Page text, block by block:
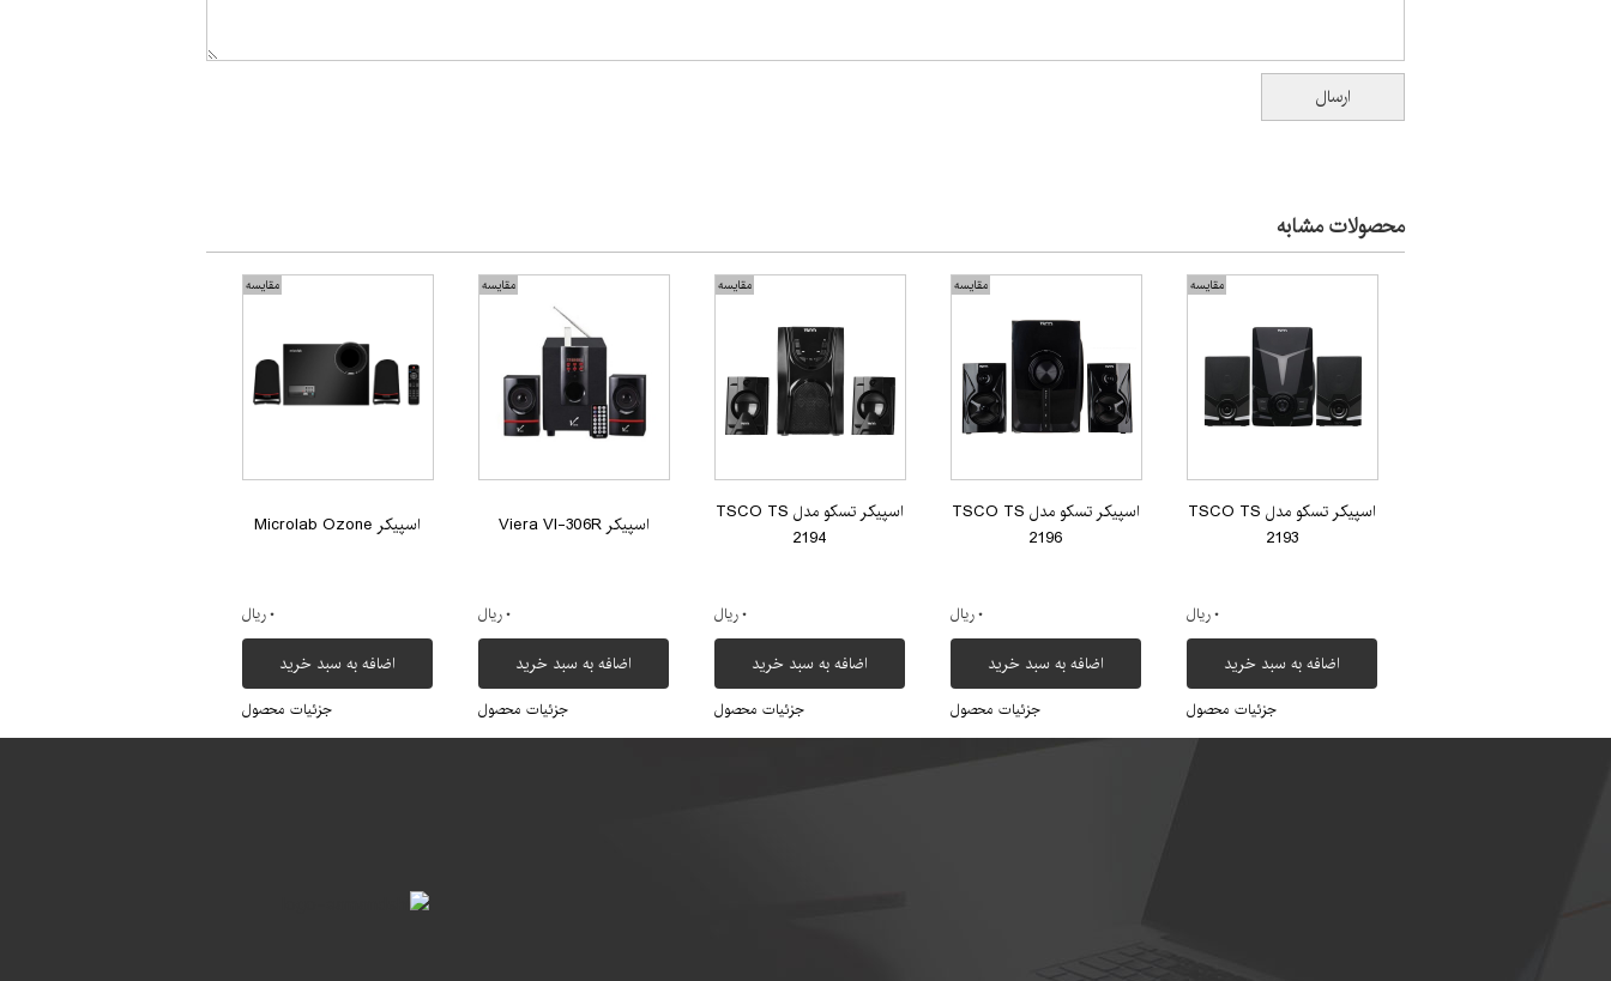
محصولات مشابه
مقایسه
اسپیکر تسکو مدل TSCO TS
2193
۰ ریال
اضافه به سبد خرید
جزئیات محصول
مقایسه
اسپیکر تسکو مدل TSCO TS
2196
۰ ریال
اضافه به سبد خرید
جزئیات محصول
مقایسه
اسپیکر تسکو مدل TSCO TS
2194
۰ ریال
اضافه به سبد خرید
جزئیات محصول
مقایسه
اسپیکر Viera VI-306R
۰ ریال
اضافه به سبد خرید
جزئیات محصول
مقایسه
اسپیکر Microlab Ozone
۰ ریال
اضافه به سبد خرید
جزئیات محصول